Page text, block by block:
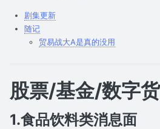
剧集更新
随记
贸易战大A是真的没用
股票/基金/数字
1.食品饮料类消息面